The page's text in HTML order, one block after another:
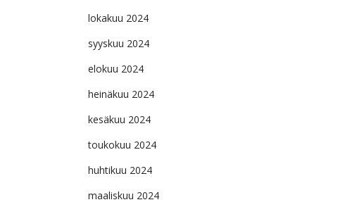
lokakuu 2024
syyskuu 2024
elokuu 2024
heinäkuu 2024
kesäkuu 2024
toukokuu 2024
huhtikuu 2024
maaliskuu 2024